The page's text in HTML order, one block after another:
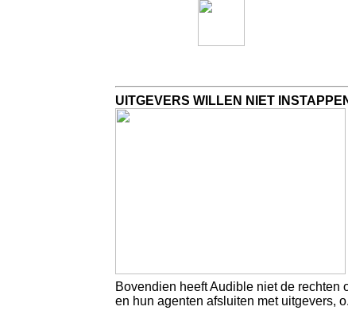
UITGEVERS WILLEN NIET
Bovendien heeft Audible niet de rechten
en hun agenten afsluiten met uitgevers,